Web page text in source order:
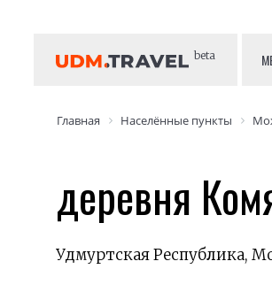
beta
Главная Населённые пункты
деревня
Удмуртская Республика,